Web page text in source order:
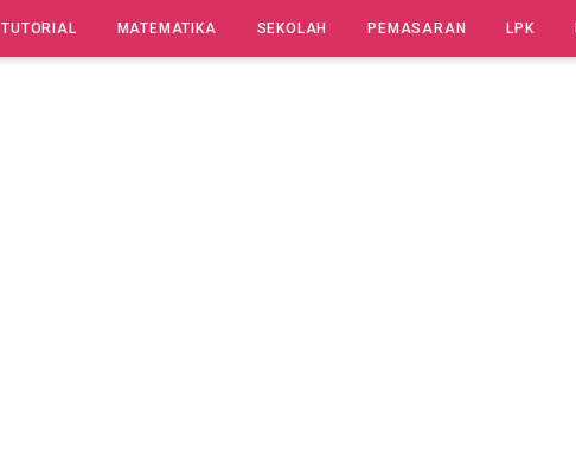
TUTORIAL MATEMATIKA SEKOLAH PEMASARAN LPK